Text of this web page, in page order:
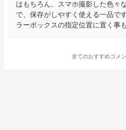
はもちろん、スマホ撮影した色々
で、保存がしやすく使える一品で
ラーボックスの指定位置に置く事
全てのおすすめコメン